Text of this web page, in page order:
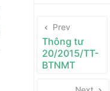
Prev
Thông tư
20/2015/TT-
BTNMT